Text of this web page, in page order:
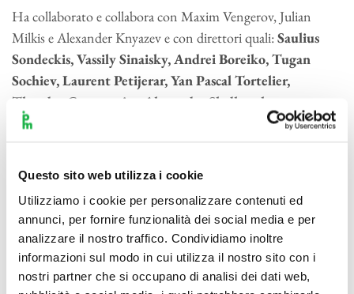
Questo sito web utilizza i cookie
Utilizziamo i cookie per personalizzare contenuti ed
annunci, per fornire funzionalità dei social media e per
analizzare il nostro traffico. Condividiamo inoltre
informazioni sul modo in cui utilizza il nostro sito con i
nostri partner che si occupano di analisi dei dati web,
Ha collaborato e collabora con Maxim Vengerov, Julian
Milkis e Alexander Knyazev e con direttori quali:Saulius
Sondeckis, Vassily Sinaisky, Andrei Boreiko, Tugan
Sochiev, Laurent Petijerar, Yan Pascal Tortelier,
Theodor Currentzis e Alexander Sladkovsky
l’Odessa Classics, Stars of the White Night, December
Evening Festival.
Ha collaborato con: Tokyo Philharmonic Orchestra,
Weimar National Opera Orchestra, Orchestra
Filarmonica di San Pietroburgo, Brno Philharmonic,